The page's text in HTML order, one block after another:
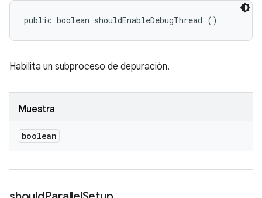
public boolean shouldEnableDebugThread ()
Habilita un subproceso de depuración.
Muestra
boolean